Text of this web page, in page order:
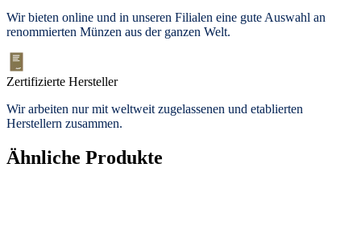
Wir bieten online und in unseren Filialen eine gute Auswahl an
renommierten Münzen aus der ganzen Welt.
Zertifizierte Hersteller
Wir arbeiten nur mit weltweit zugelassenen und etablierten
Herstellern zusammen.
Ähnliche Produkte